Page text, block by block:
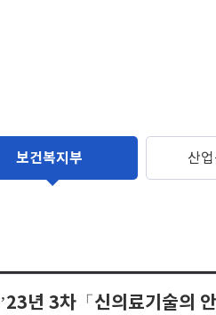
보건복지부 산
’23년 3차「신의료기술의